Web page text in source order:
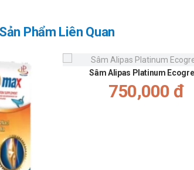
Health chính hãng tạisàn thuốc bằng cách
11h
chiều: 14h30-15h30
gặp dược sĩ đại học tư vấn cụ thể và nhanh
Health tại santhuoc.net
Sản Phẩm Liên Quan
Sâm Alipas Platinum
750,000 đ